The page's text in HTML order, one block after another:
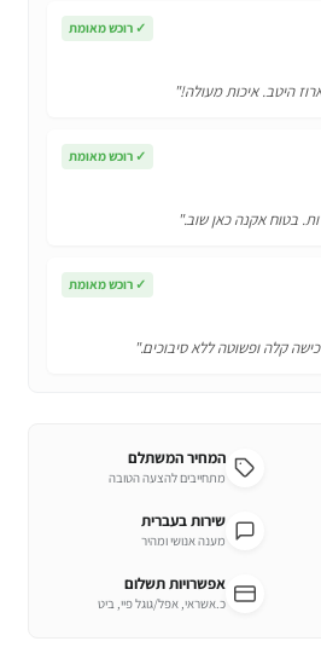
✓ רוכש מאומת
היטב. איכות מעולה!"
✓ רוכש מאומת
בטוח אקנה כאן שוב."
✓ רוכש מאומת
קלה ופשוטה ללא סיבוכים."
המחיר המשתלם
מתחייבים להצעה הטובה
שירות בעברית
מענה אנושי ומהיר
אפשרויות תשלום
כ.אשראי, אפל/גוגל פיי, ביט